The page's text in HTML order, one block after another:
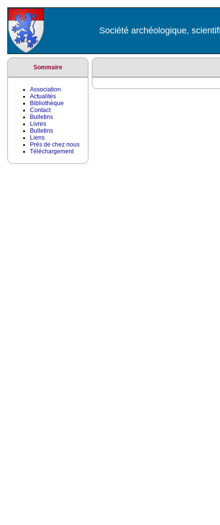
Société archéologique,
Sommaire
Association
Actualités
Bibliothèque
Contact
Bulletins
Livres
Bulletins
Liens
Près de chez nous
Téléchargement